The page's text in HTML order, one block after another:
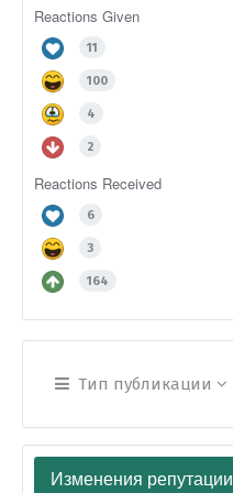
Reactions Given
11
100
4
2
Reactions Received
6
3
164
Тип публикации
Изменения репутации